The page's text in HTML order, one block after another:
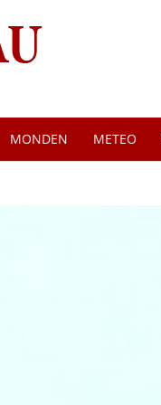
MONDEN METEO